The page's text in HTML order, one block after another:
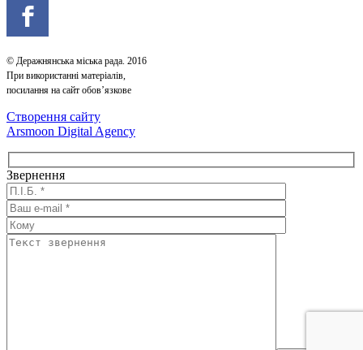
© Деражнянська міська рада. 2016
При використанні матеріалів,
посилання на сайт обов’язкове
Створення сайту
Arsmoon Digital Agency
Звернення